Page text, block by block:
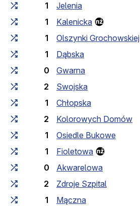
1
Jelenia
1
Kalenicka
1
Olszynki Grochowskiej
1
Dąbska
0
Gwarna
2
Swojska
1
Chłopska
2
Kolorowych Domów
1
Osiedle Bukowe
1
Fioletowa
0
Akwarelowa
2
Zdroje Szpital
1
Mączna